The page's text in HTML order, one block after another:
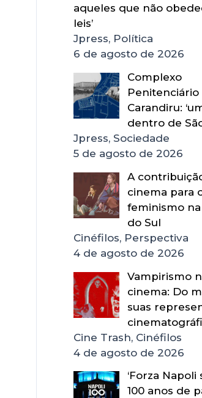
aqueles que não
leis’
Jpress, Política
6 de agosto de 2026
Complexo
Penitenciário
Carandiru:
dentro de
Jpress, Sociedade
5 de agosto de 2026
A
cinema para
feminismo na
do Sul
Cinéfilos, Perspectiva
4 de agosto de 2026
Vampirismo
cinema: Do
suas
Cine Trash, Cinéfilos
4 de agosto de 2026
‘Forza Napoli
100 anos de